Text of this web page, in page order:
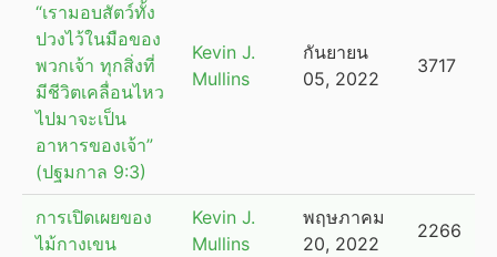
“เรามอบสัตว์ทั้ง
ปวงไว้ในมือของ
พวกเจ้า ทุกสิ่งที่
มีชีวิตเคลื่อนไหว
ไปมาจะเป็น
อาหารของเจ้า”
(ปฐมกาล 9:3)
Kevin J.
Mullins
กันยายน
05, 2022
3717
การเปิดเผยของ
ไม้กางเขน
Kevin J.
Mullins
พฤษภาคม
20, 2022
2266